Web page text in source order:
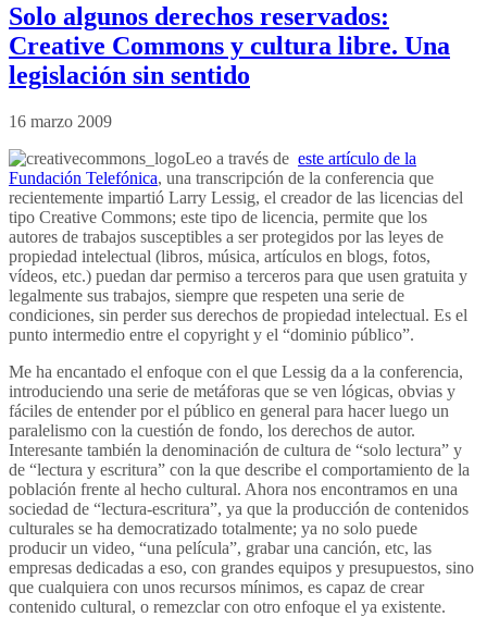
Solo algunos derechos reservados:
Creative Commons y cultura libre. Una
legislación sin sentido
16 marzo 2009
Leo a través de este artículo de la
Fundación Telefónica, una transcripción de la conferencia que
recientemente impartió Larry Lessig, el creador de las licencias del
tipo Creative Commons; este tipo de licencia, permite que los
autores de trabajos susceptibles a ser protegidos por las leyes de
propiedad intelectual (libros, música, artículos en blogs, fotos,
vídeos, etc.) puedan dar permiso a terceros para que usen gratuita y
legalmente sus trabajos, siempre que respeten una serie de
condiciones, sin perder sus derechos de propiedad intelectual. Es el
punto intermedio entre el copyright y el “dominio público”.
Me ha encantado el enfoque con el que Lessig da a la conferencia,
introduciendo una serie de metáforas que se ven lógicas, obvias y
fáciles de entender por el público en general para hacer luego un
paralelismo con la cuestión de fondo, los derechos de autor.
Interesante también la denominación de cultura de “solo lectura” y
de “lectura y escritura” con la que describe el comportamiento de la
población frente al hecho cultural. Ahora nos encontramos en una
sociedad de “lectura-escritura”, ya que la producción de contenidos
culturales se ha democratizado totalmente; ya no solo puede
producir un video, “una película”, grabar una canción, etc, las
empresas dedicadas a eso, con grandes equipos y presupuestos, sino
que cualquiera con unos recursos mínimos, es capaz de crear
contenido cultural, o remezclar con otro enfoque el ya existente.